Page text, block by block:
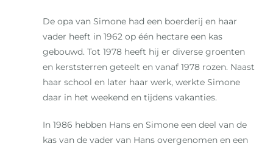
De opa van Simone had een boerderij en haar
vader heeft in 1962 op één hectare een kas
gebouwd. Tot 1978 heeft hij er diverse groenten
en kerststerren geteelt en vanaf 1978 rozen. Naast
haar school en later haar werk, werkte Simone
daar in het weekend en tijdens vakanties.
In 1986 hebben Hans en Simone een deel van de
kas van de vader van Hans overgenomen en een